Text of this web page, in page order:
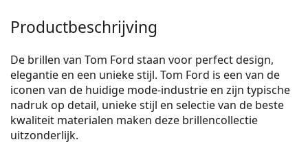
Productbeschrijving
De brillen van Tom Ford staan voor perfect design,
elegantie en een unieke stijl. Tom Ford is een van de
iconen van de huidige mode-industrie en zijn typische
nadruk op detail, unieke stijl en selectie van de beste
kwaliteit materialen maken deze brillencollectie
uitzonderlijk.